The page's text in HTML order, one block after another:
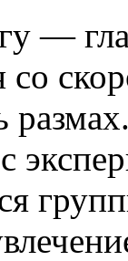
—
со